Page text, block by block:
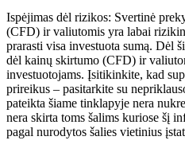
Ispėjimas dėl rizikos: Svertinė
(CFD) ir valiutomis yra labai
prarasti visa investuota sumą. Dėl
dėl kainų skirtumo (CFD) ir
investuotojams. Įsitikinkite, kad
prireikus – pasitarkite su
pateikta šiame tinklapyje nera
nera skirta toms šalims kuriose šį
pagal nurodytos šalies vietinius